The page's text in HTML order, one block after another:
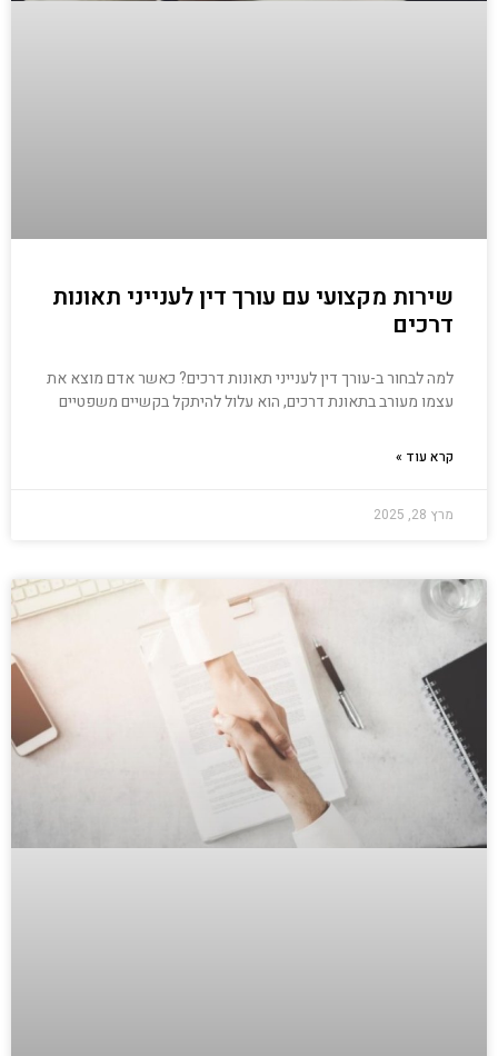
שירות מקצועי עם עורך דין לענייני תאונות
דרכים
למה לבחור ב-עורך דין לענייני תאונות דרכים? כאשר אדם מוצא את
עצמו מעורב בתאונת דרכים, הוא עלול להיתקל בקשיים משפטיים
קרא עוד »
מרץ 28, 2025